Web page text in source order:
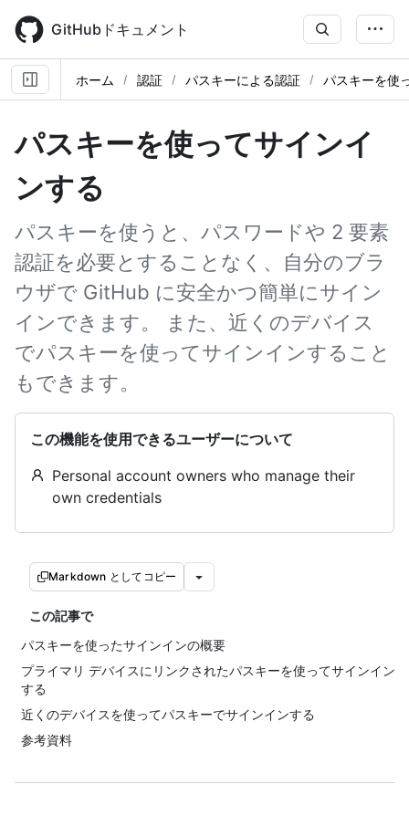
main
content
GitHubドキュメント
ホーム 認証 パスキーによる認証 パスキーを使
パスキーを使ってサインイ
ンする
パスキーを使うと、パスワードや 2 要素
認証を必要とすることなく、自分のブラ
ウザで GitHub に安全かつ簡単にサイン
インできます。 また、近くのデバイス
でパスキーを使ってサインインすること
もできます。
この機能を使用できるユーザーについて
Personal account owners who manage their
own credentials
Markdown としてコピー
この記事で
パスキーを使ったサインインの概要
プライマリ デバイスにリンクされたパスキーを使ってサインイン
する
近くのデバイスを使ってパスキーでサインインする
参考資料